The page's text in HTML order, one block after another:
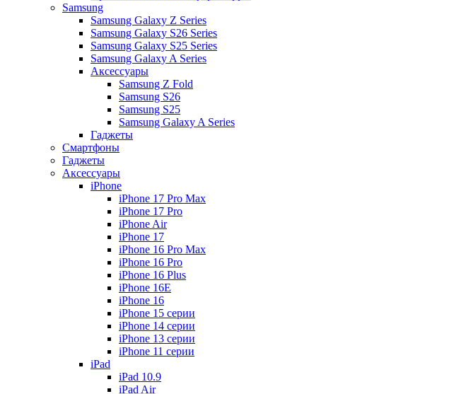
Samsung
Samsung Galaxy Z Series
Samsung Galaxy S26 Series
Samsung Galaxy S25 Series
Samsung Galaxy A Series
Аксессуары
Samsung Z Fold
Samsung S26
Samsung S25
Samsung Galaxy A Series
Гаджеты
Смартфоны
Гаджеты
Аксессуары
iPhone
iPhone 17 Pro Max
iPhone 17 Pro
iPhone Air
iPhone 17
iPhone 16 Pro Max
iPhone 16 Pro
iPhone 16 Plus
iPhone 16E
iPhone 16
iPhone 15 серии
iPhone 14 серии
iPhone 13 серии
iPhone 11 серии
iPad
iPad 10.9
iPad Air